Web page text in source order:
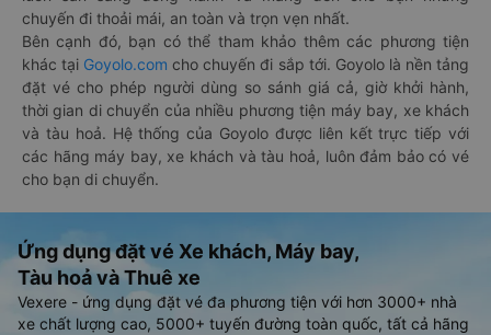
chuyến đi thoải mái, an toàn và trọn vẹn nhất.
Bên cạnh đó, bạn có thể tham khảo thêm các phương tiện
khác tại Goyolo.com cho chuyến đi sắp tới. Goyolo là nền tảng
đặt vé cho phép người dùng so sánh giá cả, giờ khởi hành,
thời gian di chuyển của nhiều phương tiện máy bay, xe khách
và tàu hoả. Hệ thống của Goyolo được liên kết trực tiếp với
các hãng máy bay, xe khách và tàu hoả, luôn đảm bảo có vé
cho bạn di chuyển.
Ứng dụng đặt vé Xe khách, Máy bay,
Tàu hoả và Thuê xe
Vexere - ứng dụng đặt vé đa phương tiện với hơn 3000+ nhà
xe chất lượng cao, 5000+ tuyến đường toàn quốc, tất cả hãng